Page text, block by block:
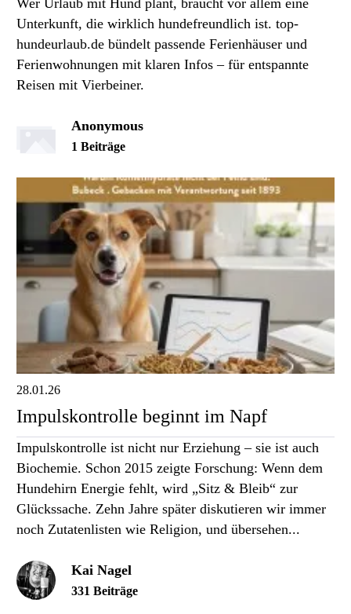
Unterkunft, die wirklich hundefreundlich ist. top-
hundeurlaub.de bündelt passende Ferienhäuser und
Ferienwohnungen mit klaren Infos – für entspannte
Reisen mit Vierbeiner.
Anonymous
1 Beiträge
28.01.26
Impulskontrolle beginnt im Napf
Impulskontrolle ist nicht nur Erziehung – sie ist auch
Biochemie. Schon 2015 zeigte Forschung: Wenn dem
Hundehirn Energie fehlt, wird „Sitz & Bleib“ zur
Glückssache. Zehn Jahre später diskutieren wir immer
noch Zutatenlisten wie Religion, und übersehen...
Kai Nagel
331 Beiträge